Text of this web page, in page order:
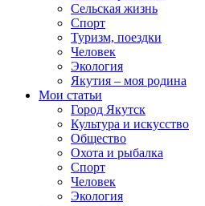
Сельская жизнь
Спорт
Туризм, поездки
Человек
Экология
Якутия – моя родина
Мои статьи
Город Якутск
Культура и искусство
Общество
Охота и рыбалка
Спорт
Человек
Экология